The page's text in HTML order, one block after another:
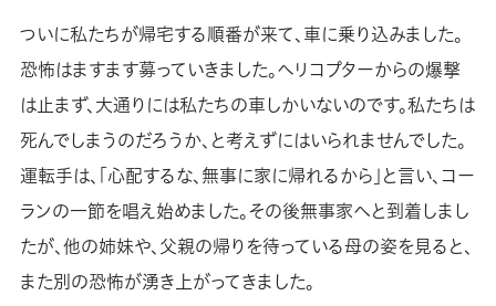
ついに私たちが帰宅する順番が来て、車に乗り込みました。
恐怖はますます募っていきました。ヘリコプターからの爆撃
は止まず、大通りには私たちの車しかいないのです。私たちは
死んでしまうのだろうか、と考えずにはいられませんでした。
運転手は、「心配するな、無事に家に帰れるから」と言い、コー
ランの一節を唱え始めました。その後無事家へと到着しまし
たが、他の姉妹や、父親の帰りを待っている母の姿を見ると、
また別の恐怖が湧き上がってきました。